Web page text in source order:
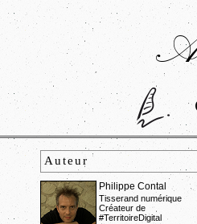
Auteur
Philippe Contal
Tisserand numérique
Créateur de
#TerritoireDigital